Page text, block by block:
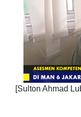
[Sulton Ahmad